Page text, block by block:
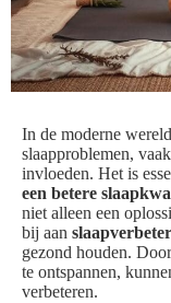
In de moderne
slaapproblemen,
invloeden. Het is
een betere
niet alleen een
bij aan
gezond houden.
te ontspannen,
verbeteren.